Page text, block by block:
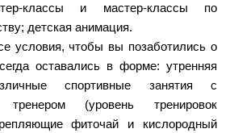
классы и мастер-классы по
детская анимация.
условия, чтобы вы позаботились о
оставались в форме: утренняя
спортивные занятия с
тренером (уровень тренировок
фиточай и кислородный